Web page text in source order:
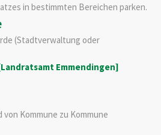
in bestimmten Bereichen parken.
(Stadtverwaltung oder
Emmendingen]
Kommune zu Kommune